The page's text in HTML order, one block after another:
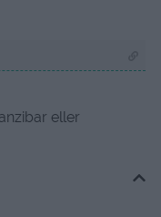
eller